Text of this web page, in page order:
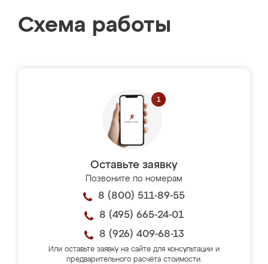
Схема работы
Оставьте заявку
Позвоните по номерам
8 (800) 511-89-55
8 (495) 665-24-01
8 (926) 409-68-13
Или оставьте заявку на сайте для консультации и
предварительного расчёта стоимости.